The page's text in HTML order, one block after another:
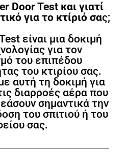
Door Test και γιατί
για το κτίριό σας;
είναι μια δοκιμή
για τον
του επιπέδου
του κτιρίου σας.
αυτή τη δοκιμή για
διαρροές αέρα που
σημαντικά την
του σπιτιού ή του
σας.